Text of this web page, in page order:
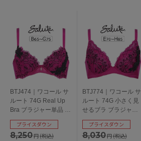
BTJ474｜ワコール サ
ルート 74G Real Up
Bra ブラジャー単品 全
5色 B-G/65-75
8,250円(税込)
プライスダウン
BTJ774｜ワコール サ
ルート 74G 小さく見
せるブラ ブラジャー
単品 全3色 E-H/70-85
8,030円(税込)
プライスダウン